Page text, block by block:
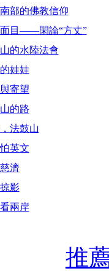
部的佛教信仰
面目——閑論“方丈”
的水陸法會
娃娃
寄望
的路
法鼓山
英文
濟
影
兩岸
推